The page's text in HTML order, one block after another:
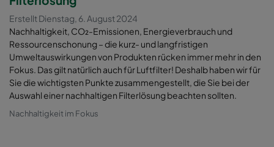
Erstellt Dienstag, 6. August 2024
Nachhaltigkeit, CO₂-Emissionen, Energieverbrauch und
Ressourcenschonung – die kurz- und langfristigen
Umweltauswirkungen von Produkten rücken immer mehr in den
Fokus. Das gilt natürlich auch für Luftfilter! Deshalb haben wir für
Sie die wichtigsten Punkte zusammengestellt, die Sie bei der
Auswahl einer nachhaltigen Filterlösung beachten sollten.
Nachhaltigkeit im Fokus